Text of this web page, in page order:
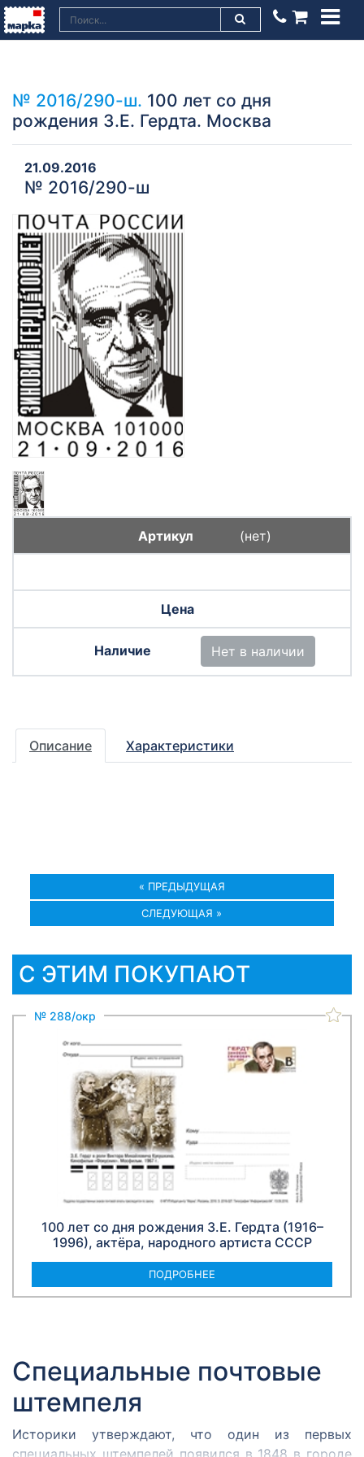
№ 2016/290-ш. 100 лет со дня
рождения З.Е. Гердта. Москва
21.09.2016
№ 2016/290-ш
(нет)
Нет в наличии
Описание Характеристики
« ПРЕДЫДУЩАЯ
СЛЕДУЮЩАЯ »
С ЭТИМ ПОКУПАЮТ
№ 288/окр
100 лет со дня рождения З.Е. Гердта (1916–
1996), актёра, народного артиста СССР
ПОДРОБНЕЕ
Специальные почтовые
штемпеля
Историки утверждают, что один из первых
специальных штемпелей появился в 1848 в городе